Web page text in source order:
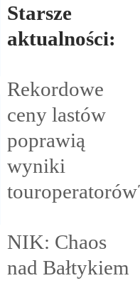
Starsze
aktualności:
Rekordowe
ceny lastów
poprawią
wyniki
NIK: Chaos
nad Bałtykiem